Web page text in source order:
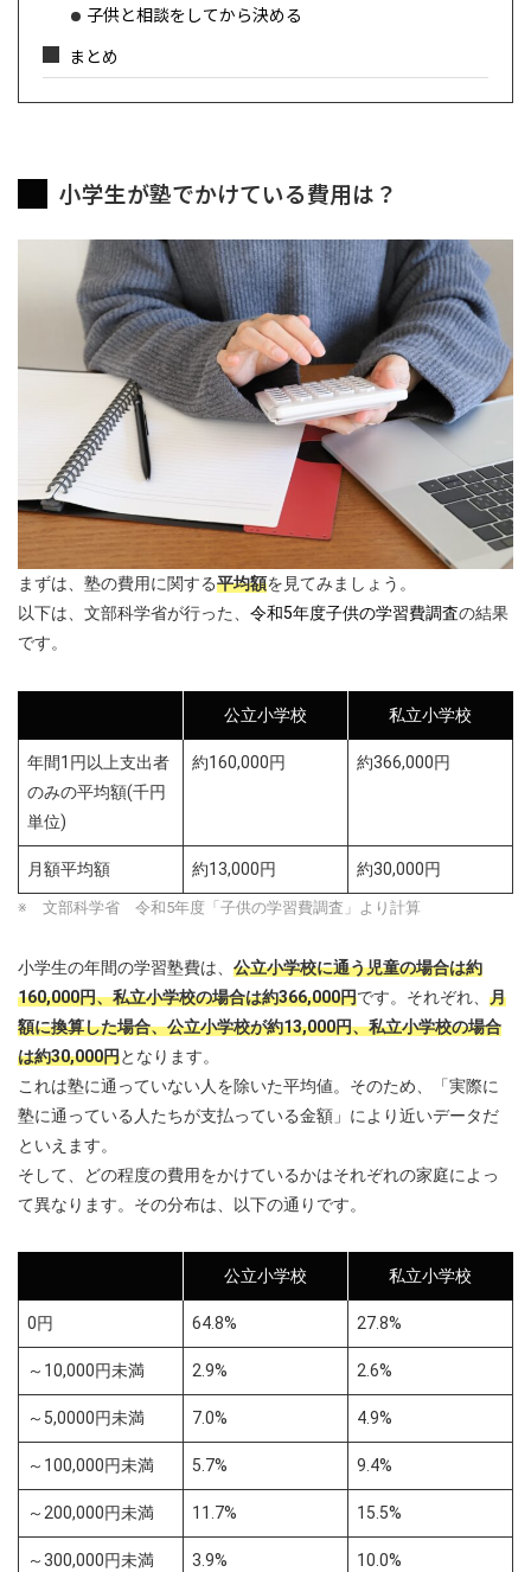
子供と相談をしてから決める
まとめ
小学生が塾でかけている費用は？
まずは、塾の費用に関する平均額を見てみましょう。
以下は、文部科学省が行った、 令和5年度子供の学習費調査の結果
です。
公立小学校 私立小学校
年間1円以上支出者
のみの平均額(千円
単位)
約160,000円 約366,000円
月額平均額 約13,000円 約30,000円
※ 文部科学省 令和5年度「子供の学習費調査」より計算
小学生の年間の学習塾費は、 公立小学校に通う児童の場合は約
160,000円、私立小学校の場合は約366,000円です。それぞれ、 月
額に換算した場合、公立小学校が約13,000円、私立小学校の場合
は約30,000円となります。
これは塾に通っていない人を除いた平均値。そのため、「実際に
塾に通っている人たちが支払っている金額」により近いデータだ
といえます。
そして、どの程度の費用をかけているかはそれぞれの家庭によっ
て異なります。その分布は、以下の通りです。
公立小学校 私立小学校
0円 64.8% 27.8%
～10,000円未満 2.9% 2.6%
～5,0000円未満 7.0% 4.9%
～100,000円未満 5.7% 9.4%
～200,000円未満 11.7% 15.5%
～300,000円未満 3.9% 10.0%